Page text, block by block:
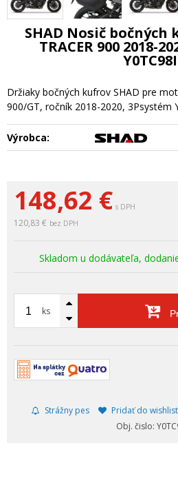
148,62 € s DPH
120,83 € bez DPH
Skladom u dodávateľa,
ks
Strážny pes Pridať do
Obj. čislo:
SHAD Nosič bočných
TRACER 900 2018-
Držiaky bočných kufrov SHAD pre
900/GT, ročník 2018-2020, 3Psystém
Výrobca: